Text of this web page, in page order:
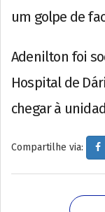
um golpe de
Adenilton foi
Hospital de
chegar à
Compartilhe via: